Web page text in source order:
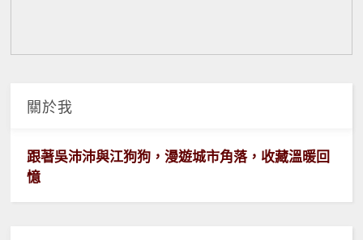
關於我
跟著吳沛沛與江狗狗，漫遊城市角落，收藏溫暖回
憶